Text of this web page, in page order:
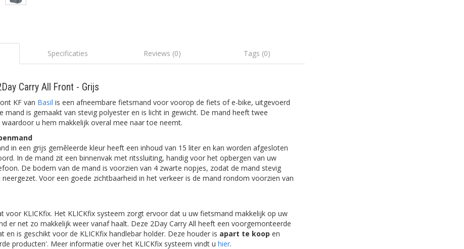
Specificaties Reviews (0) Tags (0)
Carry All Front - Grijs
KF van Basil is een afneembare fietsmand voor voorop de fiets of e-bike, uitgevoerd
mand is gemaakt van stevig polyester en is licht in gewicht. De mand heeft twee
waardoor u hem makkelijk overal mee naar toe neemt.
in een grijs gemêleerde kleur heeft een inhoud van 15 liter en kan worden afgesloten
In de mand zit een binnenvak met ritssluiting, handig voor het opbergen van uw
De bodem van de mand is voorzien van 4 zwarte nopjes, zodat de mand stevig
Voor een goede zichtbaarheid in het verkeer is de mand rondom voorzien van
voor KLICKfix. Het KLICKfix systeem zorgt ervoor dat u uw fietsmand makkelijk op uw
er net zo makkelijk weer vanaf haalt. Deze 2Day Carry All heeft een voorgemonteerde
en is geschikt voor de KLICKfix handlebar holder. Deze houder is apart te koop en
producten'. Meer informatie over het KLICKfix systeem vindt u hier.